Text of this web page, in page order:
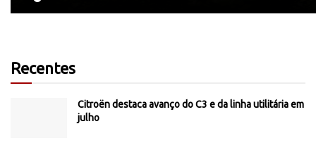
Recentes
Citroën destaca avanço do C3 e da linha utilitária em
julho